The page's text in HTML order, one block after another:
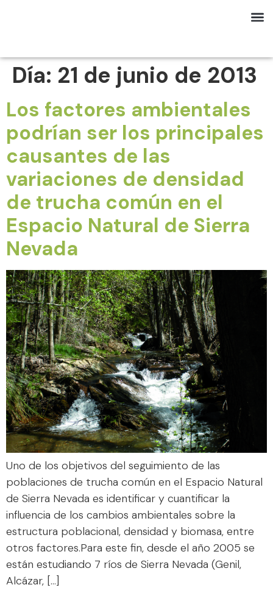
Día: 21 de junio de 2013
Los factores ambientales
podrían ser los principales
causantes de las
variaciones de densidad
de trucha común en el
Espacio Natural de Sierra
Nevada
Uno de los objetivos del seguimiento de las
poblaciones de trucha común en el Espacio Natural
de Sierra Nevada es identificar y cuantificar la
influencia de los cambios ambientales sobre la
estructura poblacional, densidad y biomasa, entre
otros factores.Para este fin, desde el año 2005 se
están estudiando 7 ríos de Sierra Nevada (Genil,
Alcázar, […]